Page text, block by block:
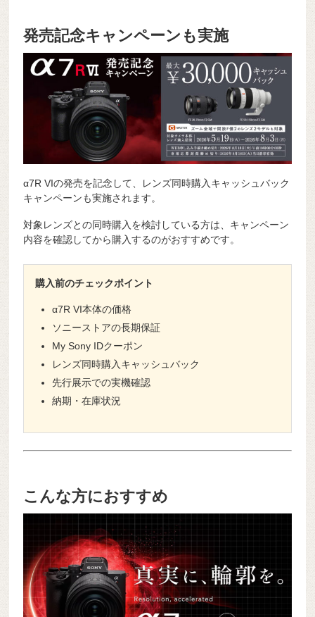
発売記念キャンペーンも実施
α7R VIの発売を記念して、レンズ同時購入キャッシュバック
キャンペーンも実施されます。
対象レンズとの同時購入を検討している方は、キャンペーン
内容を確認してから購入するのがおすすめです。
購入前のチェックポイント
α7R VI本体の価格
ソニーストアの長期保証
My Sony IDクーポン
レンズ同時購入キャッシュバック
先行展示での実機確認
納期・在庫状況
こんな方におすすめ